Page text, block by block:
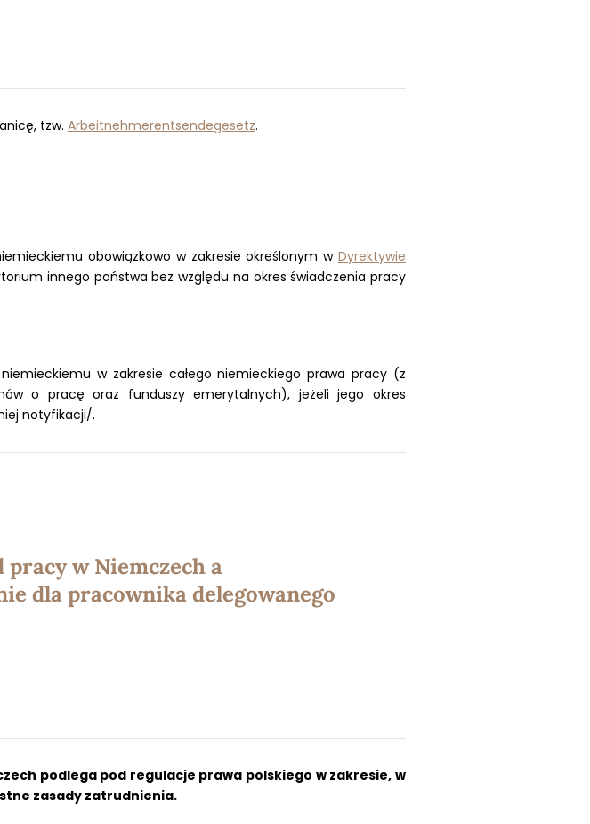
tzw. Arbeitnehmerentsendegesetz.
obowiązkowo w zakresie określonym w Dyrektywie
innego państwa bez względu na okres świadczenia pracy
w zakresie całego niemieckiego prawa pracy (z
o pracę oraz funduszy emerytalnych), jeżeli jego okres
notyfikacji/.
pracy w Niemczech a
dla pracownika delegowanego
podlega pod regulacje prawa polskiego w zakresie, w
zasady zatrudnienia.